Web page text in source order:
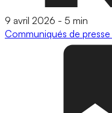
9 avril 2026 - 5 min
Communiqués de presse